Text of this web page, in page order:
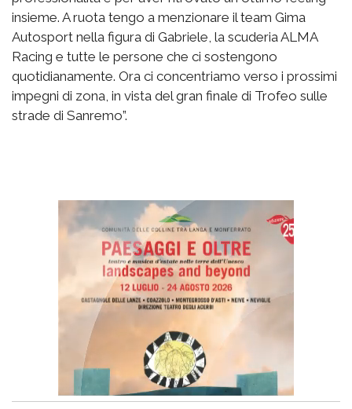
insieme. A ruota tengo a menzionare il team Gima
Autosport nella figura di Gabriele, la scuderia ALMA
Racing e tutte le persone che ci sostengono
quotidianamente. Ora ci concentriamo verso i prossimi
impegni di zona, in vista del gran finale di Trofeo sulle
strade di Sanremo”.